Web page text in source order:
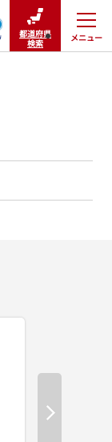
都道府県
検索
メニュー
閉じる